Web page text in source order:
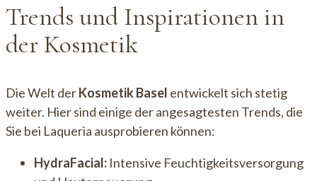
Trends und Inspirationen in
der Kosmetik
Die Welt derKosmetik Basel entwickelt sich stetig
weiter. Hier sind einige der angesagtesten Trends, die
Sie bei Laqueria ausprobieren können:
HydraFacial: Intensive Feuchtigkeitsversorgung